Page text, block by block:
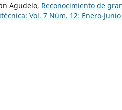
Agudelo, Reconocimiento de
Vol. 7 Núm. 12: Enero-Junio